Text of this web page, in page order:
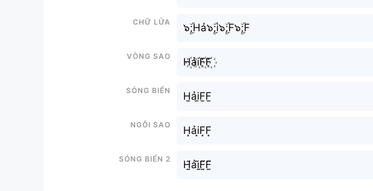
Chữ Lửa
๖ۣۜ;Hả๖ۣۜ;i๖ۣۜ;F๖ۣۜ;F
Vòng sao
H꙰ải꙰F꙰F꙰
Sóng biển
H̫ải̫F̫F̫
Ngôi sao
H͙ải͙F͙F͙
Sóng biển 2
H̰̃ảḭ̃F̰̃F̰̃